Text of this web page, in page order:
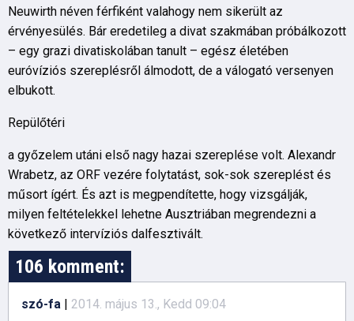
Neuwirth néven férfiként valahogy nem sikerült az
érvényesülés. Bár eredetileg a divat szakmában próbálkozott
– egy grazi divatiskolában tanult – egész életében
euróvíziós szereplésről álmodott, de a válogató versenyen
elbukott.
Repülőtéri
a győzelem utáni első nagy hazai szereplése volt. Alexandr
Wrabetz, az ORF vezére folytatást, sok-sok szereplést és
műsort ígért. És azt is megpendítette, hogy vizsgálják,
milyen feltételekkel lehetne Ausztriában megrendezni a
következő intervíziós dalfesztivált.
106 komment:
szó-fa | 2014. május 13., Kedd 09:04